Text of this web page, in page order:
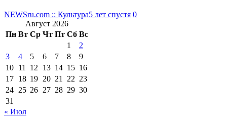
NEWSru.com :: Культура5 лет спустя 0
Август 2026
Пн Вт Ср Чт Пт Сб Вс
1
2
3
4 5 6 7 8
9
10 11 12 13 14 15 16
17 18 19 20 21 22 23
24 25 26 27 28 29 30
31
« Июл